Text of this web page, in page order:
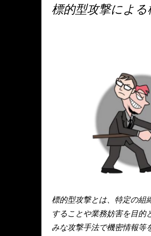
標的型攻撃によ
標的型攻撃とは、特定の組
することや業務妨害を目的
みな攻撃手法で機密情報等